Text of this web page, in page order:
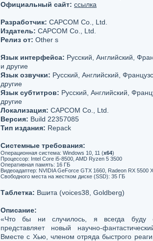
Официальный сайт: ссылка
Разработчик: CAPCOM Co., Ltd.
Издатель: CAPCOM Co., Ltd.
Релиз от: Other s
Язык интерфейса: Русский, Английский,
и другие
Язык озвучки: Русский, Английский,
другие
Язык субтитров: Русский, Английский,
другие
Локализация: CAPCOM Co., Ltd.
Версия: Build 22357085
Тип издания: Repack
Системные требования:
Операционная система: Windows 10, 11 (х64)
Процессор: Intel Core i5-8500, AMD Ryzen 5 3500
Оперативная память: 16 ГБ
Видеоадаптер: NVIDIA GeForce GTX 1660, Radeon RX 5500
Свободного места на жестком диске (SSD): 35 ГБ
Таблетка: Вшита (voices38, Goldberg)
Описание:
«Что бы ни случилось, я всегда буду
представляет новый научно-
Вместе с Хью, членом отряда быстрого